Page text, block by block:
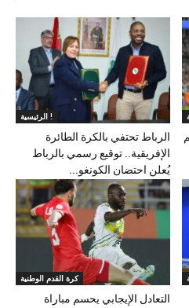
الرئيسية !
الرباط تحتفي بالكرة الطائرة
الإفريقية.. توقيع رسمي بالرباط
يُعلن احتضان الكونغو...
كرة القدم الوطنية
التعادل الإيجابي يحسم مباراة